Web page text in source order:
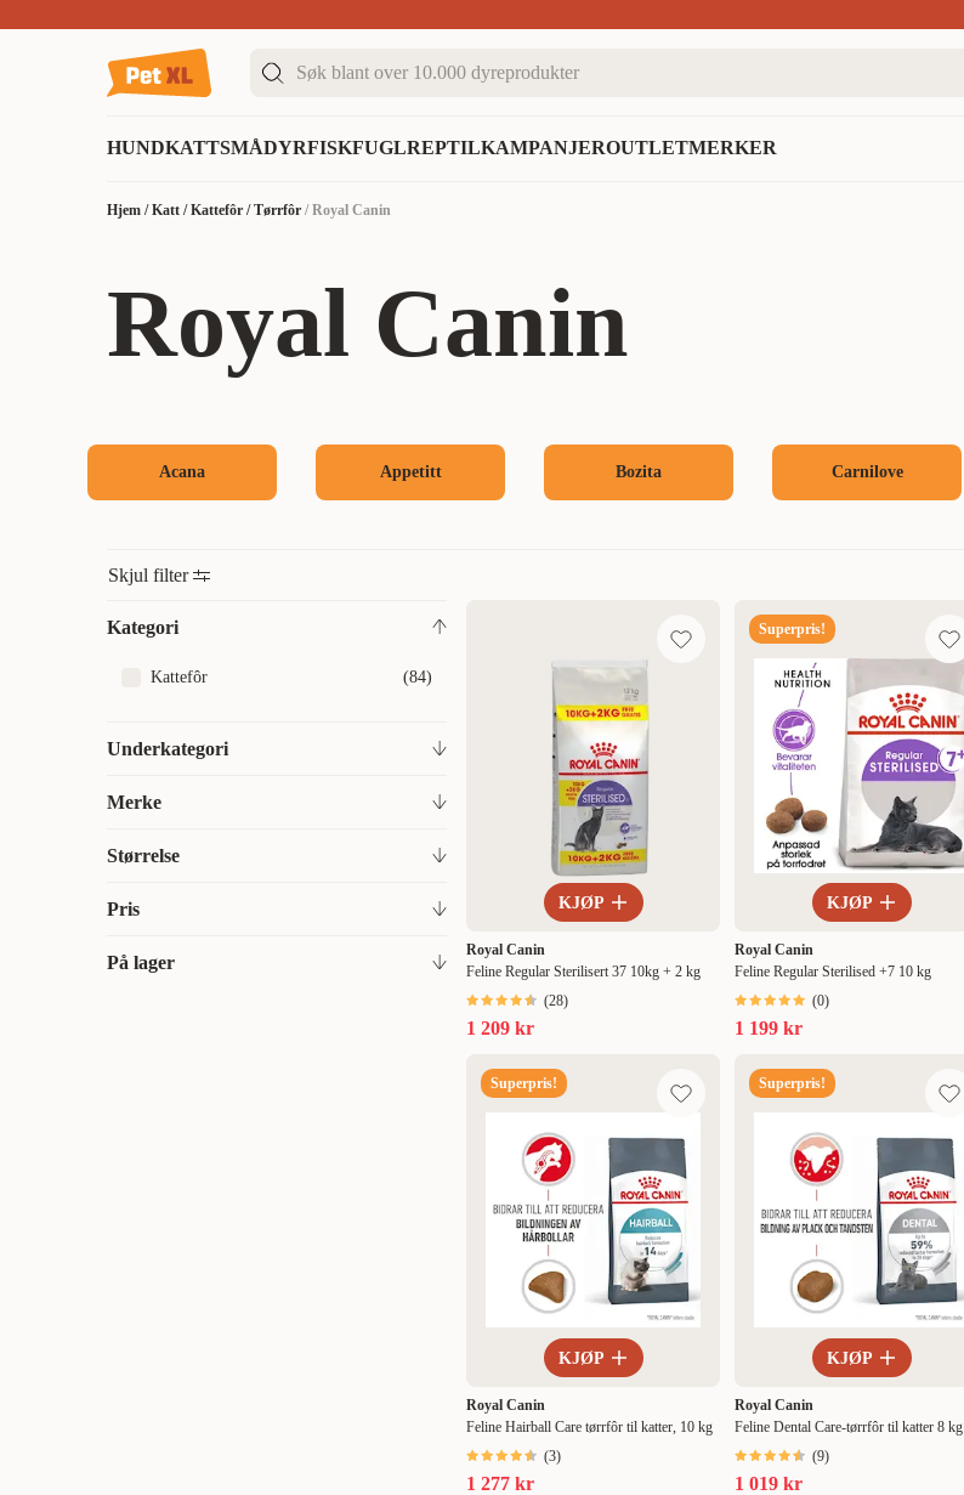
HUNDKATTSMÅDYRFISKFUGLREPTILKAMPANJEROUTLETMERKER
Hjem /Katt /Kattefôr /Tørrfôr /Royal Canin
Royal Canin
Acana Appetitt Bozita Carnilove
Skjul filter
Mest relevant
Nytt
Høyest pris
Lavest pris
Tilbud
Kategori
Kattefôr (84)
Underkategori
Merke
Royal Canin
Størrelse
Pris
89
På lager
KJØP
Royal Canin
Feline Regular Sterilisert 37 10kg + 2 kg
(28)
1 209 kr
Superpris!
KJØP
Royal Canin
Feline Regular Sterilised +7 10 kg
(0)
1 199 kr
Superpris!
KJØP
Royal Canin
Feline Hairball Care tørrfôr til katter, 10 kg
(3)
1 277 kr
Superpris!
KJØP
Royal Canin
Feline Dental Care-tørrfôr til katter 8 kg
(9)
1 019 kr